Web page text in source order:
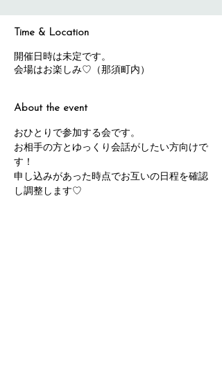
Time & Location
開催日時は未定です。
会場はお楽しみ♡（那須町内）
About the event
おひとりで参加する会です。
お相手の方とゆっくり会話がしたい方向けで
す！
申し込みがあった時点でお互いの日程を確認
し調整します♡